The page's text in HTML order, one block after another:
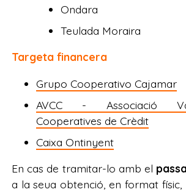
Ondara
Teulada Moraira
Targeta financera
Grupo Cooperativo Cajamar
AVCC - Associació
Cooperatives de Crèdit
Caixa Ontinyent
En cas de tramitar-lo amb el
a la seua obtenció, en format físic,